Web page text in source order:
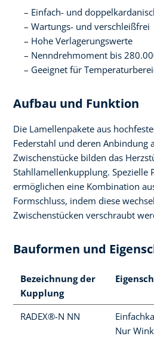
Einfach- und
Wartungs- und verschleißfrei
Hohe Verlagerungswerte
Nenndrehmoment bis
Geeignet für
Aufbau und Funktion
Die Lamellenpakete aus
Federstahl und deren Anbindung
Zwischenstücke bilden das
Stahllamellenkupplung. Spezielle
ermöglichen eine Kombination
Formschluss, indem diese
Zwischenstücken verschraubt
Bauformen und
Bezeichnung der
Kupplung
RADEX®-N NN
Nur